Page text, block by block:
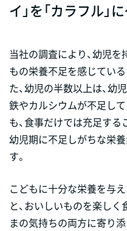
イ」を「カラフル」
当社の調査により、幼児
もの栄養不足を感じてい
た、幼児の半数以上は、幼
鉄やカルシウムが不足し
も、食事だけでは充足する
幼児期に不足しがちな栄
す。
こどもに十分な栄養を与
と、おいしいものを楽し
まの気持ちの両方に寄り